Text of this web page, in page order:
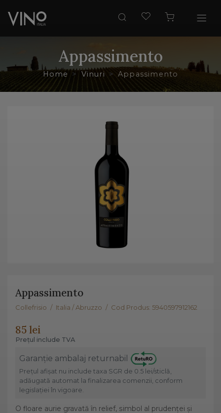
Appassimento
Home Vinuri Appassimento
Appassimento
Collefrisio / Italia / Abruzzo / Cod Produs: 5940597912162
85 lei
Prețul include TVA
Garanție ambalaj returnabil
Prețul afișat nu include taxa SGR de 0.5 lei/sticlă,
adăugată automat la finalizarea comenzii, conform
legislației în vigoare.
O floare aurie gravată în relief, simbol al prudenței și